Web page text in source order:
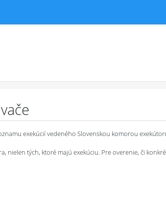
exekúcií vedeného Slovenskou komorou
nielen tých, ktoré majú exekúciu. Pre overenie, či